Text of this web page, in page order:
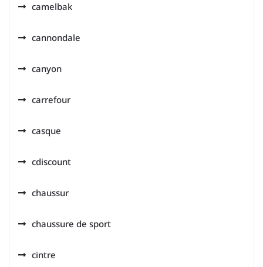
camelbak
cannondale
canyon
carrefour
casque
cdiscount
chaussur
chaussure de sport
cintre